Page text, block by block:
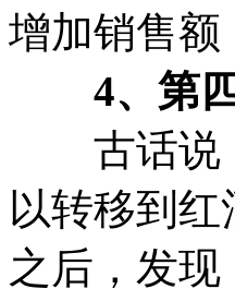
增加销售额
4、第四
古话说，
以转移到
之后，发